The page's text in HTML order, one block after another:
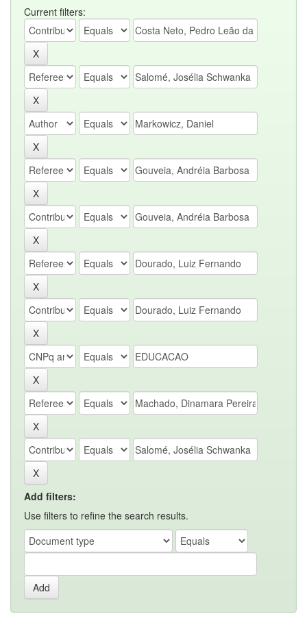
Current filters:
Add filters:
Use filters to refine the search results.